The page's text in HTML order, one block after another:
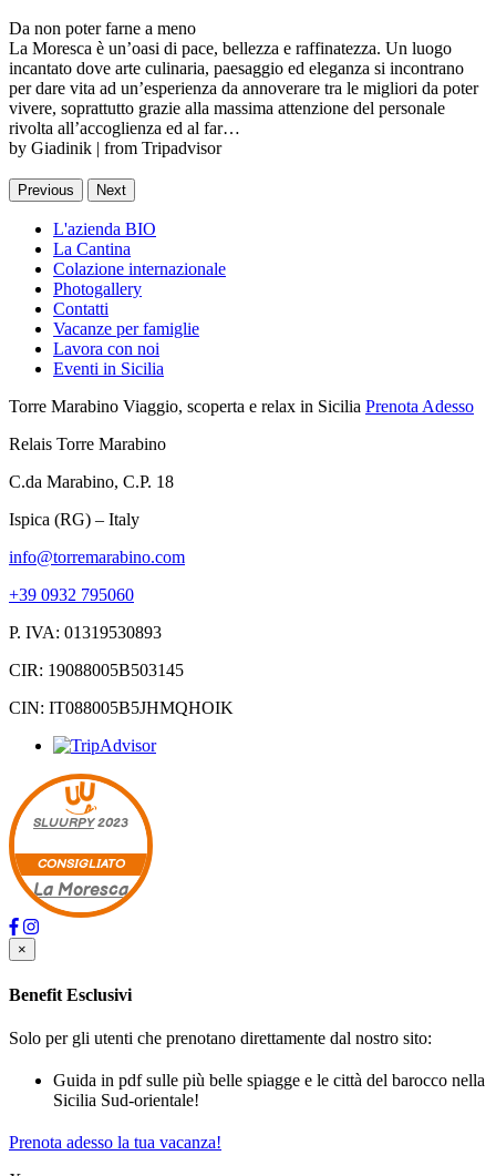
Da non poter farne a meno
La Moresca è un’oasi di pace, bellezza e raffinatezza. Un luogo
incantato dove arte culinaria, paesaggio ed eleganza si incontrano
per dare vita ad un’esperienza da annoverare tra le migliori da poter
vivere, soprattutto grazie alla massima attenzione del personale
rivolta all’accoglienza ed al far…
by Giadinik | from Tripadvisor
Previous Next
L'azienda BIO
La Cantina
Colazione internazionale
Photogallery
Contatti
Vacanze per famiglie
Lavora con noi
Eventi in Sicilia
Torre Marabino Viaggio, scoperta e relax in Sicilia Prenota Adesso
Relais Torre Marabino
C.da Marabino, C.P. 18
Ispica (RG) – Italy
info@torremarabino.com
+39 0932 795060
P. IVA: 01319530893
CIR: 19088005B503145
CIN: IT088005B5JHMQHOIK
SLUURPY2023
CONSIGLIATO
La Moresca
×
Benefit Esclusivi
Solo per gli utenti che prenotano direttamente dal nostro sito:
Guida in pdf sulle più belle spiagge e le città del barocco nella
Sicilia Sud-orientale!
Prenota adesso la tua vacanza!